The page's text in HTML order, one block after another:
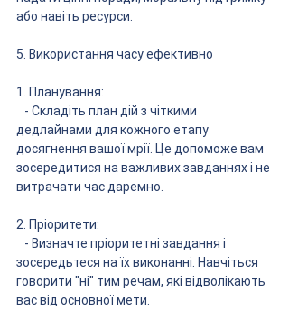
або навіть ресурси.
5. Використання часу ефективно
1. Планування:
дедлайнами для кожного етапу
досягнення вашої мрії. Це допоможе вам
зосередитися на важливих завданнях і не
витрачати час даремно.
2. Пріоритети:
зосередьтеся на їх виконанні. Навчіться
говорити "ні" тим речам, які відволікають
вас від основної мети.